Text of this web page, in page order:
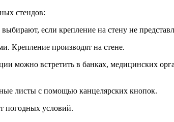
стендов:
если крепление на стену не
Крепление производят на стене.
можно встретить в банках, медицинских
листы с помощью канцелярских кнопок.
погодных условий.